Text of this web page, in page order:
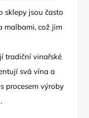
sklepy jsou často
malbami, což jim
tradiční vinařské
svá vína a
procesem výroby